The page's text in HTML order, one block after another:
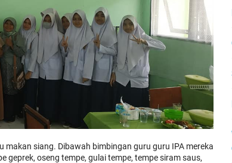
siang. Dibawah bimbingan guru guru IPA mereka
geprek, oseng tempe, gulai tempe, tempe siram saus,